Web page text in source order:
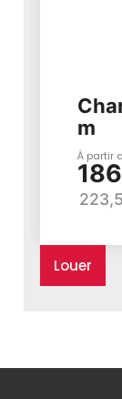
m
À partir
Louer